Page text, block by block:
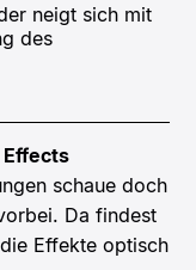
neigt sich mit
des
schaue doch
Da findest
Effekte optisch